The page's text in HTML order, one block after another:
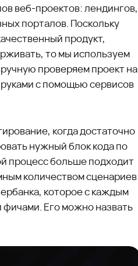
веб-проектов: лендингов,
порталов. Поскольку
продукт,
то мы используем
проверяем проект на
с помощью сервисов
когда достаточно
нужный блок кода по
процесс больше подходит
количеством сценариев
которое с каждым
фичами. Его можно назвать